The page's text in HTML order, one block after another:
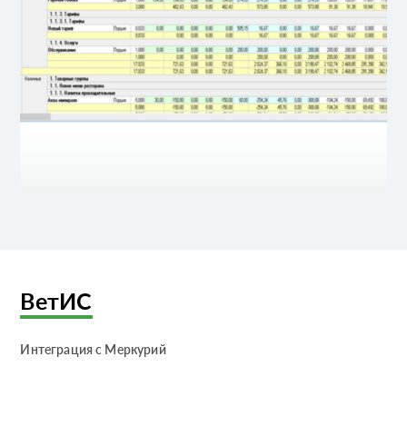
ВетИС
Интеграция с Меркурий